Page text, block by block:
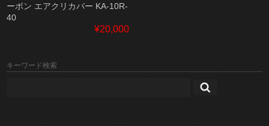
ーボン エアクリカバー KA-10R-
40
¥20,000
キーワード検索